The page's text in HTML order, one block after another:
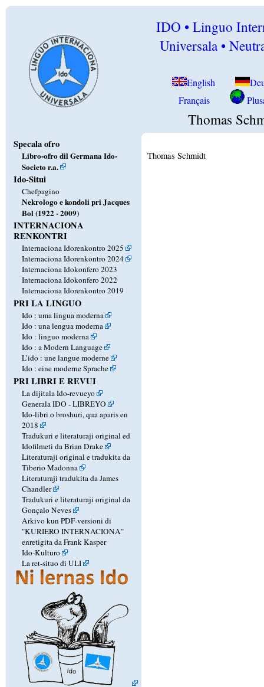
IDO • Linguo
Universala •
English
Français
Thomas
Specala ofro
Libro-ofro dil Germana Ido-
Societo r.a.
Ido-Situi
Chefpagino
Nekrologo e kondoli pri Jacques
Bol (1922 - 2009)
INTERNACIONA
RENKONTRI
Internaciona Idorenkontro 2025
Internaciona Idorenkontro 2024
Internaciona Idokonfero 2023
Internaciona Idokonfero 2022
Internaciona Idorenkontro 2019
PRI LA LINGUO
Ido : uma lingua moderna
Ido : una lengua moderna
Ido : linguo moderna
Ido : a Modern Language
L’ido : une langue moderne
Ido : eine moderne Sprache
PRI LIBRI E REVUI
La dijitala Ido-revueyo
Generala IDO - LIBREYO
Ido-libri o broshuri, qua aparis en
2018
Tradukuri e literaturaji original ed
Idofilmeti da Brian Drake
Literaturaji original e tradukita da
Tiberio Madonna
Literaturaji tradukita da James
Chandler
Tradukuri e literaturaji original da
Gonçalo Neves
Arkivo kun PDF-versioni di
"KURIERO INTERNACIONA"
enretigita da Frank Kasper
Ido-Kulturo
La ret-situo di ULI
Thomas Schmidt